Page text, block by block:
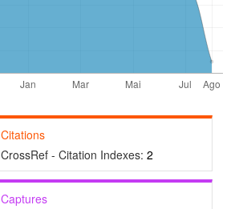
Citations
CrossRef - Citation Indexes: 2
Captures